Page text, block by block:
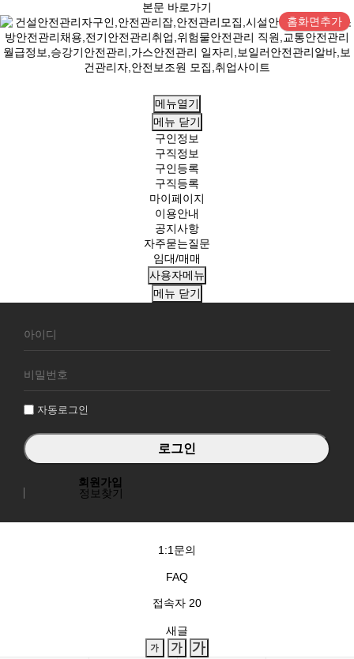
본문 바로가기
홈화면추가
메뉴열기
메뉴 닫기
구인정보
구직정보
구인등록
구직등록
마이페이지
이용안내
공지사항
자주묻는질문
임대/매매
사용자메뉴
메뉴 닫기
원
그
자동로그인
회원가입
정보찾기
1:1문의
FAQ
접속자 20
새글